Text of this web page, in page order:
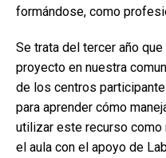
formándose, como
Se trata del tercer año
proyecto en nuestra
de los centros
para aprender cómo
utilizar este recurso
el aula con el apoyo de